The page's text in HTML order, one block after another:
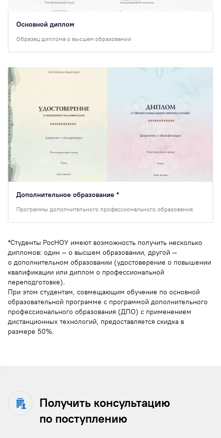
Основной диплом
Образец диплома о высшем образовании
Дополнительное образование *
Программы дополнительного профессионального образования
*Студенты РосНОУ имеют возможность получить несколько
дипломов: один — о высшем образовании, другой —
о дополнительном образовании (удостоверение о повышении
квалификации или диплом о профессиональной
переподготовке).
При этом студентам, совмещающим обучение по основной
образовательной программе с программой дополнительного
профессионального образования (ДПО) с применением
дистанционных технологий, предоставляется скидка в
размере 50%.
Получить консультацию
по поступлению